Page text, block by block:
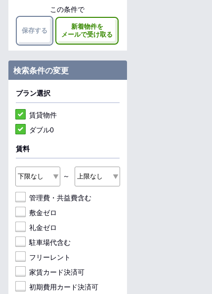
この条件で
保存する
新着物件を
メールで受け取る
検索条件の変更
プラン選択
賃貸物件
ダブル0
賃料
～
管理費・共益費含む
敷金ゼロ
礼金ゼロ
駐車場代含む
フリーレント
家賃カード決済可
初期費用カード決済可